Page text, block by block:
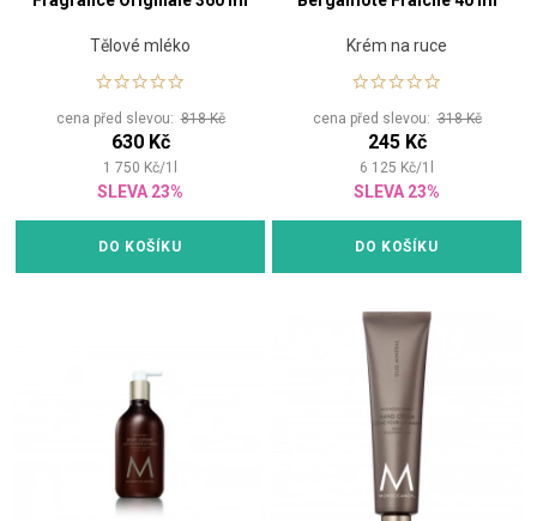
Tělové mléko
cena před slevou:818 Kč
630 Kč
1 750 Kč/1
SLEVA 23%
DO KOŠÍKU
Krém na ruce
cena před slevou:318 Kč
245 Kč
6 125 Kč/1
SLEVA 23%
DO KOŠÍKU